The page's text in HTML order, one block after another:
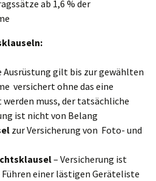
ab 1,6 % der
Ausrüstung gilt bis zur gewählten
versichert ohne das eine
muss, der tatsächliche
ist nicht von Belang
zur Versicherung von Foto- und
– Versicherung ist
einer lästigen Geräteliste